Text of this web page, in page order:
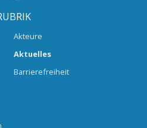
Akteure
Aktuelles
Barrierefreiheit